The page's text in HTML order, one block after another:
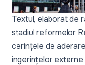
Textul, elaborat de
stadiul reformelor
cerințele de
ingerințelor externe